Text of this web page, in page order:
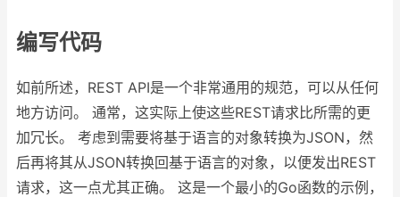
编写代码
如前所述，REST API是一个非常通用的规范，可以从任何
地方访问。 通常，这实际上使这些REST请求比所需的更
加冗长。 考虑到需要将基于语言的对象转换为JSON，然
后再将其从JSON转换回基于语言的对象，以便发出REST
请求，这一点尤其正确。 这是一个最小的Go函数的示例，